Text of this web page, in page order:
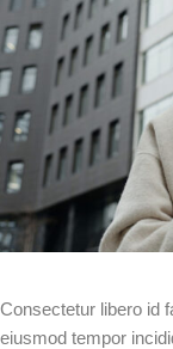
Consectetur libero id
eiusmod tempor